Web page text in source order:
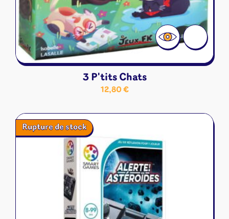
3 P'tits Chats
12,80€
Rupture de stock